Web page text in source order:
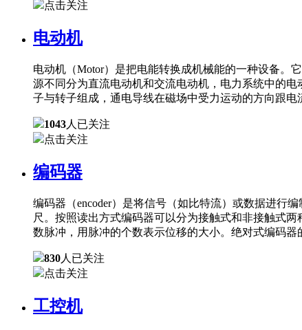
点击关注
电动机
电动机（Motor）是把电能转换成机械能的一种设备。
源不同分为直流电动机和交流电动机，电力系统中的
子与转子组成，通电导线在磁场中受力运动的方向跟
1043人已关注
点击关注
编码器
编码器（encoder）是将信号（如比特流）或数据进行
尺。按照读出方式编码器可以分为接触式和非接触式
数脉冲，用脉冲的个数表示位移的大小。绝对式编码
830人已关注
点击关注
工控机